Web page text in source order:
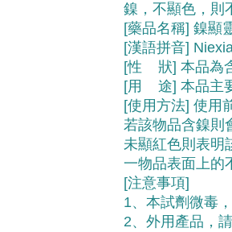
鎳，不顯色，則
[藥品名稱] 鎳顯
[漢語拼音]
[性 狀] 本品為
[用 途] 本品主
[使用方法] 使用
若該物品含鎳則
未顯紅色則表明
一物品表面上的
[注意事項]
1、本試劑微毒
2、外用產品，